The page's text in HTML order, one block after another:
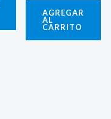
AGREGAR
AL
CARRITO